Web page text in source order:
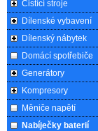
Čistící stroje
Dílenské vybavení
Dílenský nábytek
Domácí spotřebiče
Generátory
Kompresory
Měniče napětí
Nabíječky baterií